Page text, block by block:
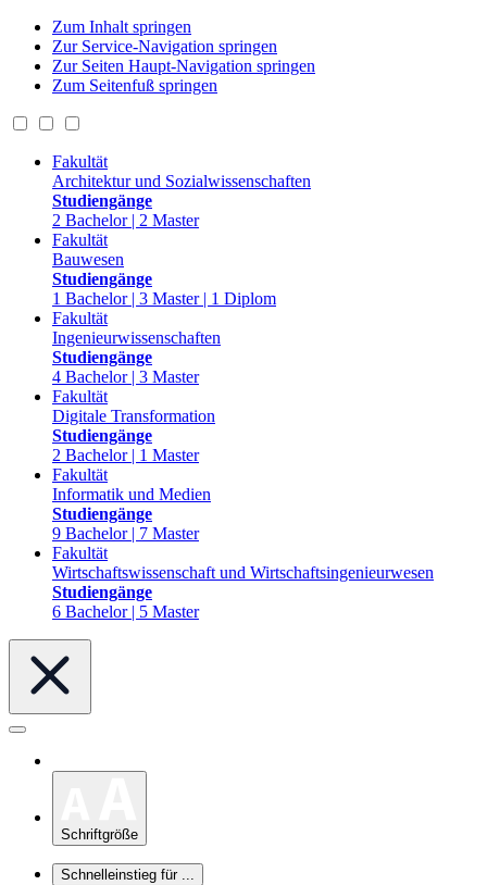
Zum Inhalt springen
Zur Service-Navigation springen
Zur Seiten Haupt-Navigation springen
Zum Seitenfuß springen
Fakultät
Architektur und Sozialwissenschaften
Studiengänge
2 Bachelor | 2 Master
Fakultät
Bauwesen
Studiengänge
1 Bachelor | 3 Master | 1 Diplom
Fakultät
Ingenieurwissenschaften
Studiengänge
4 Bachelor | 3 Master
Fakultät
Digitale Transformation
Studiengänge
2 Bachelor | 1 Master
Fakultät
Informatik und Medien
Studiengänge
9 Bachelor | 7 Master
Fakultät
Wirtschaftswissenschaft und Wirtschaftsingenieurwesen
Studiengänge
6 Bachelor | 5 Master
Schriftgröße
Schnelleinstieg für ...